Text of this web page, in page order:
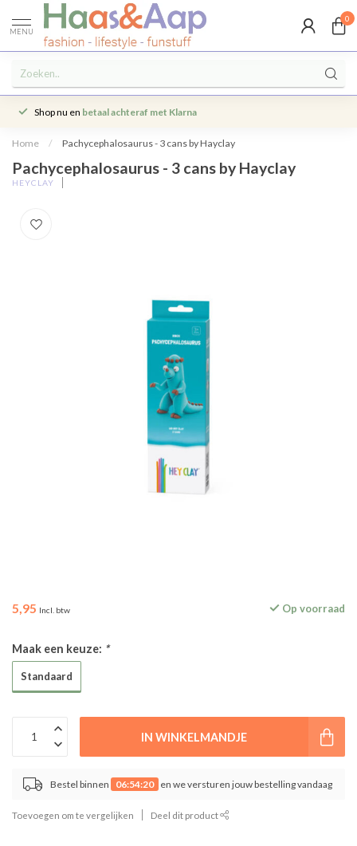
MENU
0
Shop nu en betaal achteraf met Klarna
Home / Pachycephalosaurus - 3 cans by Hayclay
Pachycephalosaurus - 3 cans by Hayclay
HEYCLAY
5,95 Incl. btw Op voorraad
Maak een keuze: *
Standaard
IN WINKELMANDJE
Bestel binnen 06:54:19 en we versturen jouw bestelling vandaag
Toevoegen om te vergelijken Deel dit product